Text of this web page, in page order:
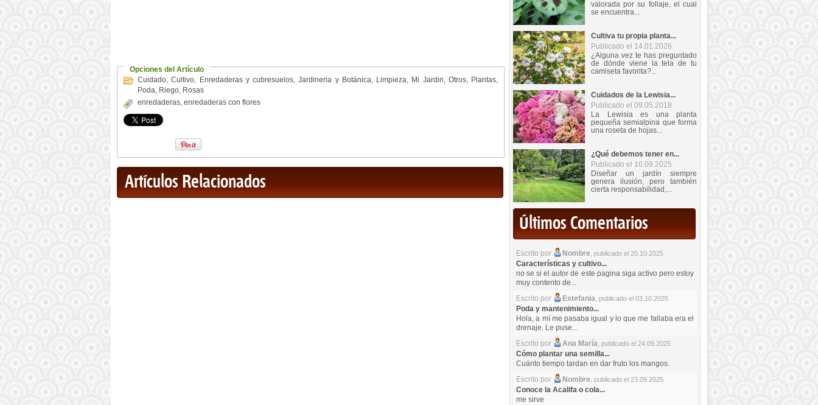
Opciones del Artículo
Cuidado,Cultivo, Enredaderas y cubresuelos,Jardineria y Botánica, Limpieza, Mi Jardin, Otros, Plantas,
Poda, Riego, Rosas
enredaderas, enredaderas con flores
Artículos Relacionados
valorada por su follaje, el cual
se encuentra...
Cultiva tu propia planta...
Publicado el 14.01.2026
¿Alguna vez te has preguntado
de dónde viene la tela de tu
camiseta favorita?...
Cuidados de la Lewisia...
Publicado el 09.05.2018
La Lewisia es una planta
pequeña semialpina que forma
una roseta de hojas...
¿Qué debemos tener en...
Publicado el 10.09.2025
Diseñar un jardín siempre
genera ilusión, pero también
cierta responsabilidad,...
Últimos Comentarios
Escrito por Nombre, publicado el 20.10.2025
Características y cultivo...
no se si el autor de este pagina siga activo pero estoy
muy contento de...
Escrito por
Estefania, publicado el 03.10.2025
Poda y mantenimiento...
Hola, a mí me pasaba igual y lo que me fallaba era el
drenaje. Le puse...
Escrito por
Ana María, publicado el 24.09.2025
Cómo plantar una semilla...
Cuánto tiempo tardan en dar fruto los mangos.
Escrito por
Nombre, publicado el 23.09.2025
Conoce la Acalifa o cola...
me sirve